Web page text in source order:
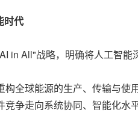
时代
in All"战略，明确将人工智能
构全球能源的生产、传输与
争走向系统协同、智能化水